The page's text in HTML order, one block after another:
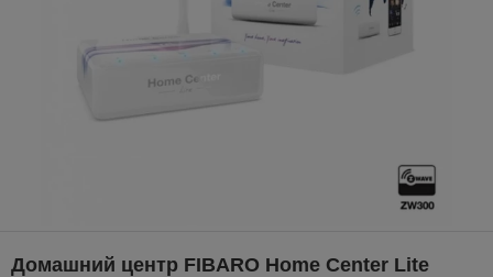
Домашний центр FIBARO Home Center Lite